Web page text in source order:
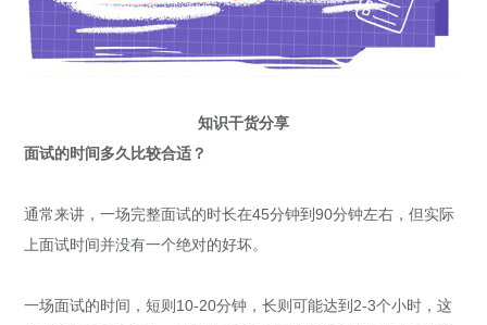
知识干货分享
面试的时间多久比较合适？
通常来讲，一场完整面试的时长在45分钟到90分钟左右，但实际
上面试时间并没有一个绝对的好坏。
一场面试的时间，短则10-20分钟，长则可能达到2-3个小时，这